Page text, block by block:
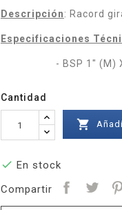
Descripción: Racord
Especificaciones
- BSP 1" (M) X
Cantidad

 En stock
Compartir